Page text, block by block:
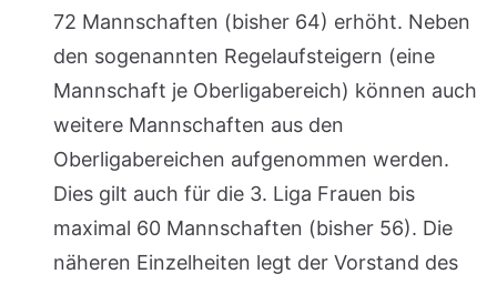
72 Mannschaften (bisher 64) erhöht. Neben
den sogenannten Regelaufsteigern (eine
Mannschaft je Oberligabereich) können auch
weitere Mannschaften aus den
Oberligabereichen aufgenommen werden.
Dies gilt auch für die 3. Liga Frauen bis
maximal 60 Mannschaften (bisher 56). Die
näheren Einzelheiten legt der Vorstand des